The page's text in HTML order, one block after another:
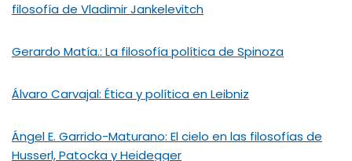
filosofía de Vladimir Jankelevitch
Gerardo Matía.: La filosofía política de Spinoza
Álvaro Carvajal: Ética y política en Leibniz
Ángel E. Garrido-Maturano: El cielo en las filosofías de
Husserl, Patocka y Heidegger